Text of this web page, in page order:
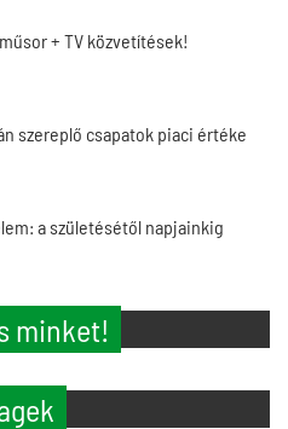
+ TV közvetítések!
szereplő csapatok piaci értéke
a születésétől napjainkig
minket!